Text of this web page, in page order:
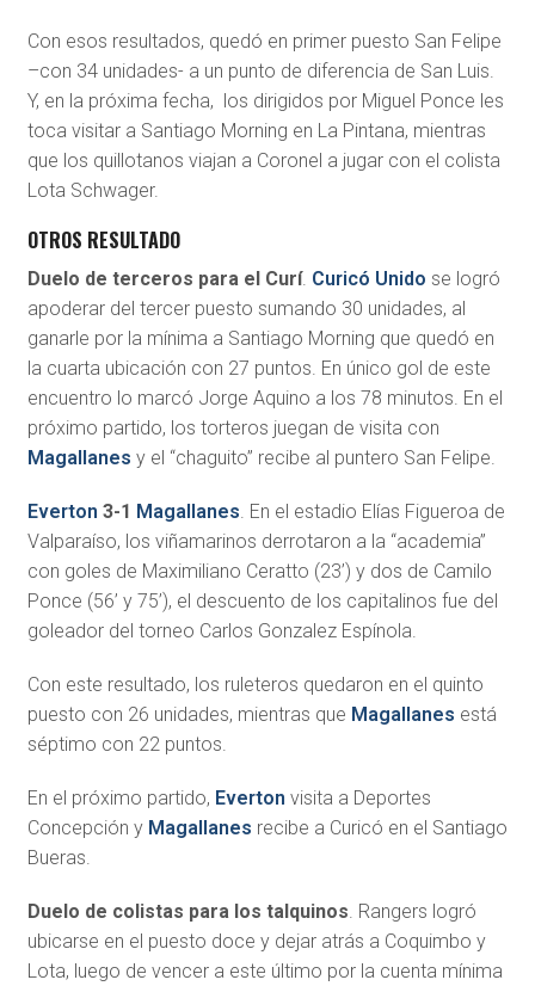
Con esos resultados, quedó en primer puesto San Felipe
–con 34 unidades- a un punto de diferencia de San Luis.
Y, en la próxima fecha, los dirigidos por Miguel Ponce les
toca visitar a Santiago Morning en La Pintana, mientras
que los quillotanos viajan a Coronel a jugar con el colista
Lota Schwager.
OTROS RESULTADO
Duelo de terceros para el Curí. Curicó Unido se logró
apoderar del tercer puesto sumando 30 unidades, al
ganarle por la mínima a Santiago Morning que quedó en
la cuarta ubicación con 27 puntos. En único gol de este
encuentro lo marcó Jorge Aquino a los 78 minutos. En el
próximo partido, los torteros juegan de visita con
Magallanes y el “chaguito” recibe al puntero San Felipe.
Everton 3-1 Magallanes . En el estadio Elías Figueroa de
Valparaíso, los viñamarinos derrotaron a la “academia”
con goles de Maximiliano Ceratto (23’) y dos de Camilo
Ponce (56’ y 75’), el descuento de los capitalinos fue del
goleador del torneo Carlos Gonzalez Espínola.
Con este resultado, los ruleteros quedaron en el quinto
puesto con 26 unidades, mientras que Magallanes está
séptimo con 22 puntos.
En el próximo partido, Everton visita a Deportes
Concepción y Magallanes recibe a Curicó en el Santiago
Bueras.
Duelo de colistas para los talquinos . Rangers logró
ubicarse en el puesto doce y dejar atrás a Coquimbo y
Lota, luego de vencer a este último por la cuenta mínima